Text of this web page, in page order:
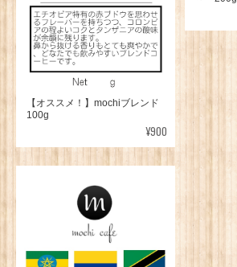
【オススメ！】mochiブレンド
100g
¥900